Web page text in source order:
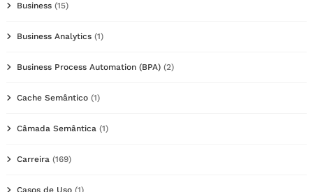
Business (15)
Business Analytics (1)
Business Process Automation (BPA) (2)
Cache Semântico (1)
Câmada Semântica (1)
Carreira (169)